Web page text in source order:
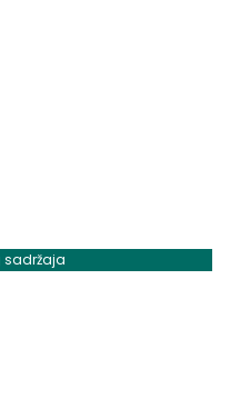
sadržaja